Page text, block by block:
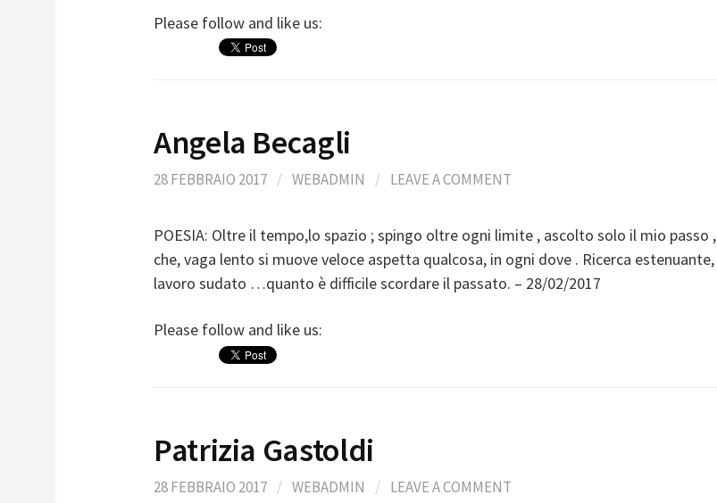
Please follow and like us:
Angela Becagli
28 FEBBRAIO 2017 / WEBADMIN / LEAVE A COMMENT
POESIA: Oltre il tempo,lo spazio ; spingo oltre ogni limite , ascolto solo il mio passo ,
che, vaga lento si muove veloce aspetta qualcosa, in ogni dove . Ricerca estenuante,
lavoro sudato …quanto è difficile scordare il passato. – 28/02/2017
Please follow and like us:
Patrizia Gastoldi
28 FEBBRAIO 2017 / WEBADMIN / LEAVE A COMMENT